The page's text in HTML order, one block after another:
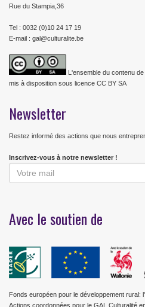
Rue du Stampia,36
Tel : 0032 (0)10 24 17 19
E-mail : gal@culturalite.be
L'ensemble du contenu
mis à disposition sous licence CC BY SA
Newsletter
Restez informé des actions que nous
Inscrivez-vous à notre newsletter !
Avec le soutien de
Fonds européen pour le développement rural:
Actions coordonnées pour le GAL Culturalité